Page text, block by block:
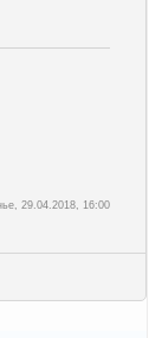
29.04.2018, 16:00